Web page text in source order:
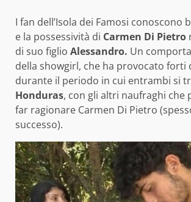
I fan dell’Isola dei Famosi conoscono
e la possessività di Carmen Di Pietro
di suo figlio Alessandro. Un
della showgirl, che ha provocato forti
durante il periodo in cui entrambi si
Honduras, con gli altri naufraghi che
far ragionare Carmen Di Pietro
successo).